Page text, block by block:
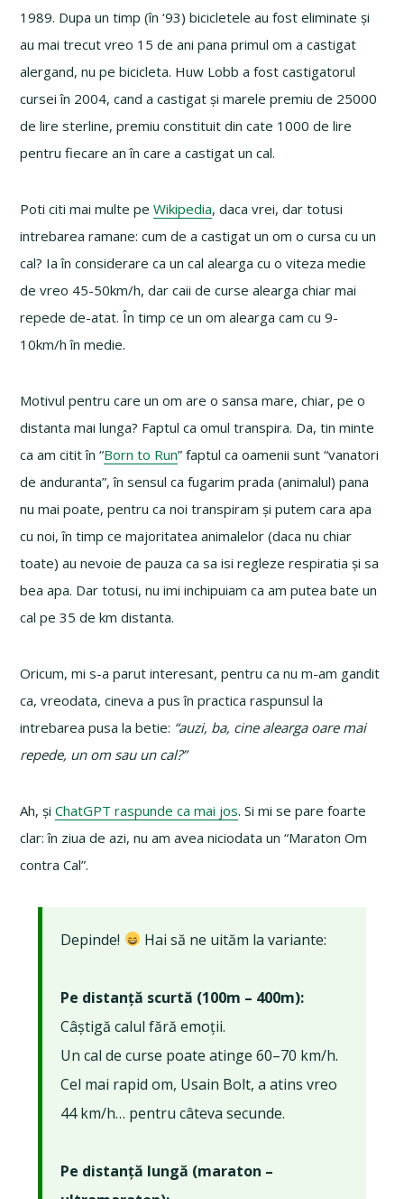
1989. Dupa un timp (în ‘93) bicicletele au fost eliminate și
au mai trecut vreo 15 de ani pana primul om a castigat
alergand, nu pe bicicleta. Huw Lobb a fost castigatorul
cursei în 2004, cand a castigat și marele premiu de 25000
de lire sterline, premiu constituit din cate 1000 de lire
pentru fiecare an în care a castigat un cal.
Poti citi mai multe peWikipedia, daca vrei, dar totusi
intrebarea ramane: cum de a castigat un om o cursa cu un
cal? Ia în considerare ca un cal alearga cu o viteza medie
de vreo 45-50km/h, dar caii de curse alearga chiar mai
repede de-atat. În timp ce un om alearga cam cu 9-
10km/h în medie.
Motivul pentru care un om are o sansa mare, chiar, pe o
distanta mai lunga? Faptul ca omul transpira. Da, tin minte
ca am citit în “Born to Run” faptul ca oamenii sunt “vanatori
de anduranta”, în sensul ca fugarim prada (animalul) pana
nu mai poate, pentru ca noi transpiram și putem cara apa
cu noi, în timp ce majoritatea animalelor (daca nu chiar
toate) au nevoie de pauza ca sa isi regleze respiratia și sa
bea apa. Dar totusi, nu imi inchipuiam ca am putea bate un
cal pe 35 de km distanta.
Oricum, mi s-a parut interesant, pentru ca nu m-am gandit
ca, vreodata, cineva a pus în practica raspunsul la
intrebarea pusa la betie: “auzi, ba, cine alearga oare mai
repede, un om sau un cal?”
Ah, șiChatGPT raspunde ca mai jos. Si mi se pare foarte
clar: în ziua de azi, nu am avea niciodata un “Maraton Om
contra Cal”.
Depinde! Hai să ne uităm la variante:
Pe distanță scurtă (100m – 400m):
Câștigă calul fără emoții.
Un cal de curse poate atinge 60–70 km/h.
Cel mai rapid om, Usain Bolt, a atins vreo
44 km/h… pentru câteva secunde.
Pe distanță lungă (maraton –